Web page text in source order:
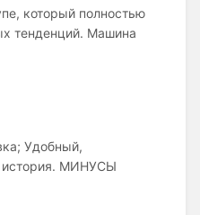
который полностью
тенденций. Машина
Удобный,
история. МИНУСЫ